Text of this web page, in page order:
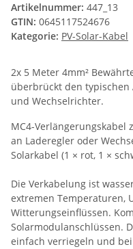
Artikelnummer: 447_13
GTIN: 0645117524676
Kategorie: PV-Solar-Kabel
2x 5 Meter 4mm²
überbrückt den
und Wechselrichter.
MC4-Verlängerungskabel
an Laderegler oder
Solarkabel (1 × rot, 1 ×
Die Verkabelung ist
extremen Temperaturen,
Witterungseinflüssen.
Solarmodulanschlüssen.
einfach verriegeln und